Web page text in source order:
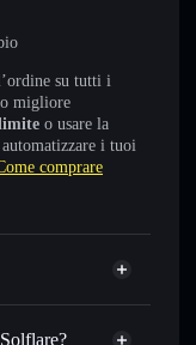
su tutti i
migliore
o usare la
i tuoi
comprare